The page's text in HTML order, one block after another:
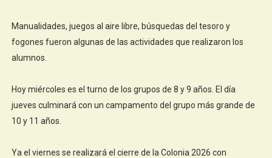
Manualidades, juegos al aire libre, búsquedas del tesoro y
fogones fueron algunas de las actividades que realizaron los
alumnos.
Hoy miércoles es el turno de los grupos de 8 y 9 años. El día
jueves culminará con un campamento del grupo más grande de
10 y 11 años.
Ya el viernes se realizará el cierre de la Colonia 2026 con